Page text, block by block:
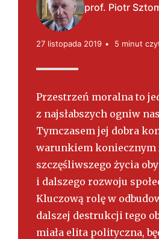
s
k
prof. Piotr
27 listopada 2019 5 minut
Przestrzeń moralna to
z najsłabszych ogniw
Tymczasem jej dobra
warunkiem koniecznym
szczęśliwszego życia
i dalszego rozwoju
Kluczową rolę w
dalszej destrukcji tego
miała elita polityczna,